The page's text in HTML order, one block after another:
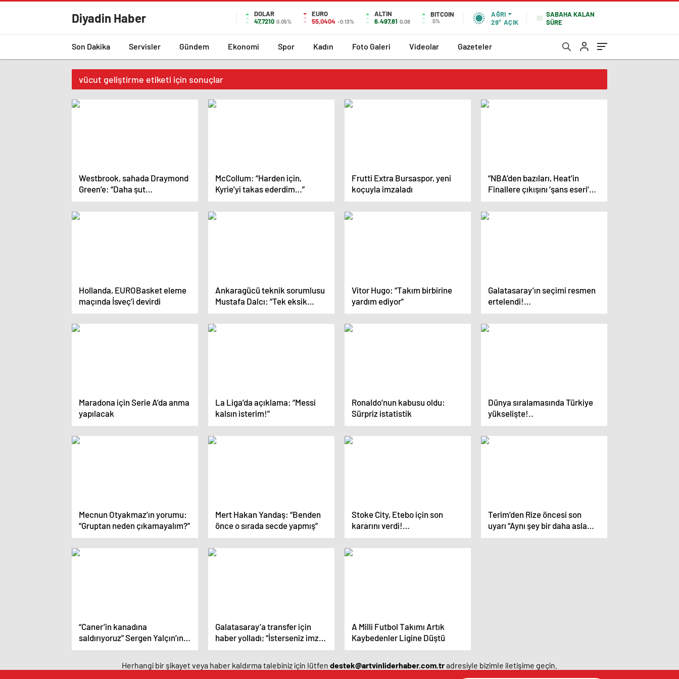
Diyadin Haber
DOLAR
47,7210 0.05%
EURO
55,0404 -0.13%
ALTIN
6.497,81 0,08
BITCOIN
0%
AĞRI
29° AÇIK
SABAHA KALAN
SÜRE
Son Dakika Servisler Gündem Ekonomi Spor Kadın Foto Galeri Videolar Gazeteler
vücut geliştirme etiketi için sonuçlar
Westbrook, sahada Draymond
Green’e: “Daha şut
atamıyorsun!”
McCollum: “Harden için,
Kyrie’yi takas ederdim…”
Frutti Extra Bursaspor, yeni
koçuyla imzaladı
“NBA’den bazıları, Heat’in
Finallere çıkışını ‘şans eseri’
olarak görüyor” iddiası
Hollanda, EUROBasket eleme
maçında İsveç’i devirdi
Ankaragücü teknik sorumlusu
Mustafa Dalcı: “Tek eksik
goldü”
Vitor Hugo: “Takım birbirine
yardım ediyor”
Galatasaray’ın seçimi resmen
ertelendi!…
Maradona için Serie A’da anma
yapılacak
La Liga’da açıklama: “Messi
kalsın isterim!”
Ronaldo’nun kabusu oldu:
Sürpriz istatistik
Dünya sıralamasında Türkiye
yükselişte!..
Mecnun Otyakmaz’ın yorumu:
“Gruptan neden çıkamayalım?”
Mert Hakan Yandaş: “Benden
önce o sırada secde yapmış”
Stoke City, Etebo için son
kararını verdi!…
Terim’den Rize öncesi son
uyarı “Aynı şey bir daha asla
olmasın”
“Caner’in kanadına
saldırıyoruz” Sergen Yalçın’ın
hücum planları
Galatasaray’a transfer için
haber yolladı; “İsterseniz imza
atarım”
A Milli Futbol Takımı Artık
Kaybedenler Ligine Düştü
Herhangi bir şikayet veya haber kaldırma talebiniz için lütfen destek@artvinliderhaber.com.tradresiyle bizimle iletişime geçin.